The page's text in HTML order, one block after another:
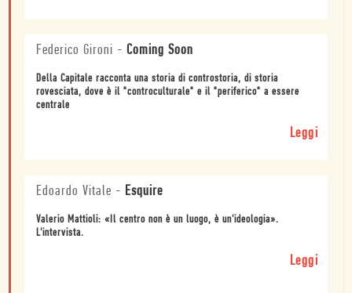
Federico Gironi - Coming Soon
Della Capitale racconta una storia di controstoria, di storia
rovesciata, dove è il "controculturale" e il "periferico" a essere
centrale
Leggi
Edoardo Vitale - Esquire
Valerio Mattioli: «Il centro non è un luogo, è un'ideologia».
L'intervista.
Leggi